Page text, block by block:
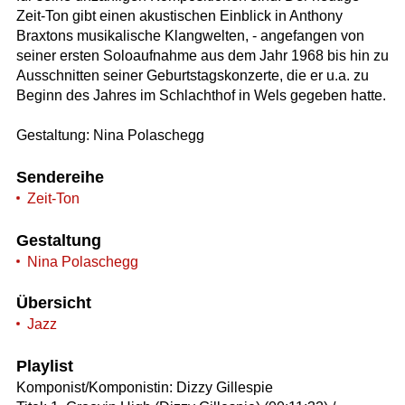
Zeit-Ton gibt einen akustischen Einblick in Anthony
Braxtons musikalische Klangwelten, - angefangen von
seiner ersten Soloaufnahme aus dem Jahr 1968 bis hin zu
Ausschnitten seiner Geburtstagskonzerte, die er u.a. zu
Beginn des Jahres im Schlachthof in Wels gegeben hatte.
Gestaltung: Nina Polaschegg
Sendereihe
Zeit-Ton
Gestaltung
Nina Polaschegg
Übersicht
Jazz
Playlist
Komponist/Komponistin: Dizzy Gillespie